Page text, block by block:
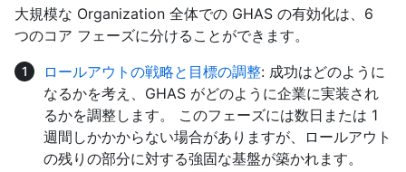
大規模な Organization 全体での GHAS の有効化は、6
つのコア フェーズに分けることができます。
ロールアウトの戦略と目標の調整: 成功はどのように
なるかを考え、GHAS がどのように企業に実装され
るかを調整します。 このフェーズには数日または 1
週間しかかからない場合がありますが、ロールアウト
の残りの部分に対する強固な基盤が築かれます。